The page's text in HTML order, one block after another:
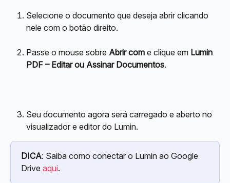
Selecione o documento que deseja abrir clicando
nele com o botão direito.
Passe o mouse sobre Abrir com e clique em Lumin
PDF – Editar ou Assinar Documentos.
Seu documento agora será carregado e aberto no
visualizador e editor do Lumin.
DICA: Saiba como conectar o Lumin ao Google
Drive aqui.